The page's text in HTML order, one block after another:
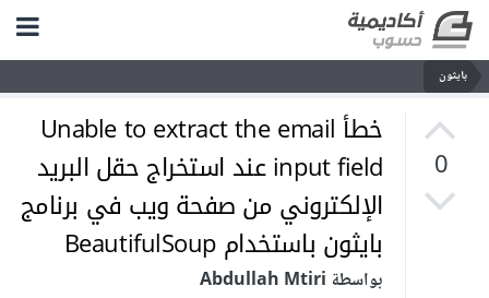
بايثون
0
خطأ Unable to extract the email
input field عند استخراج حقل البريد
الإلكتروني من صفحة ويب في برنامج
بايثون باستخدام BeautifulSoup
بواسطة Abdullah Mtiri